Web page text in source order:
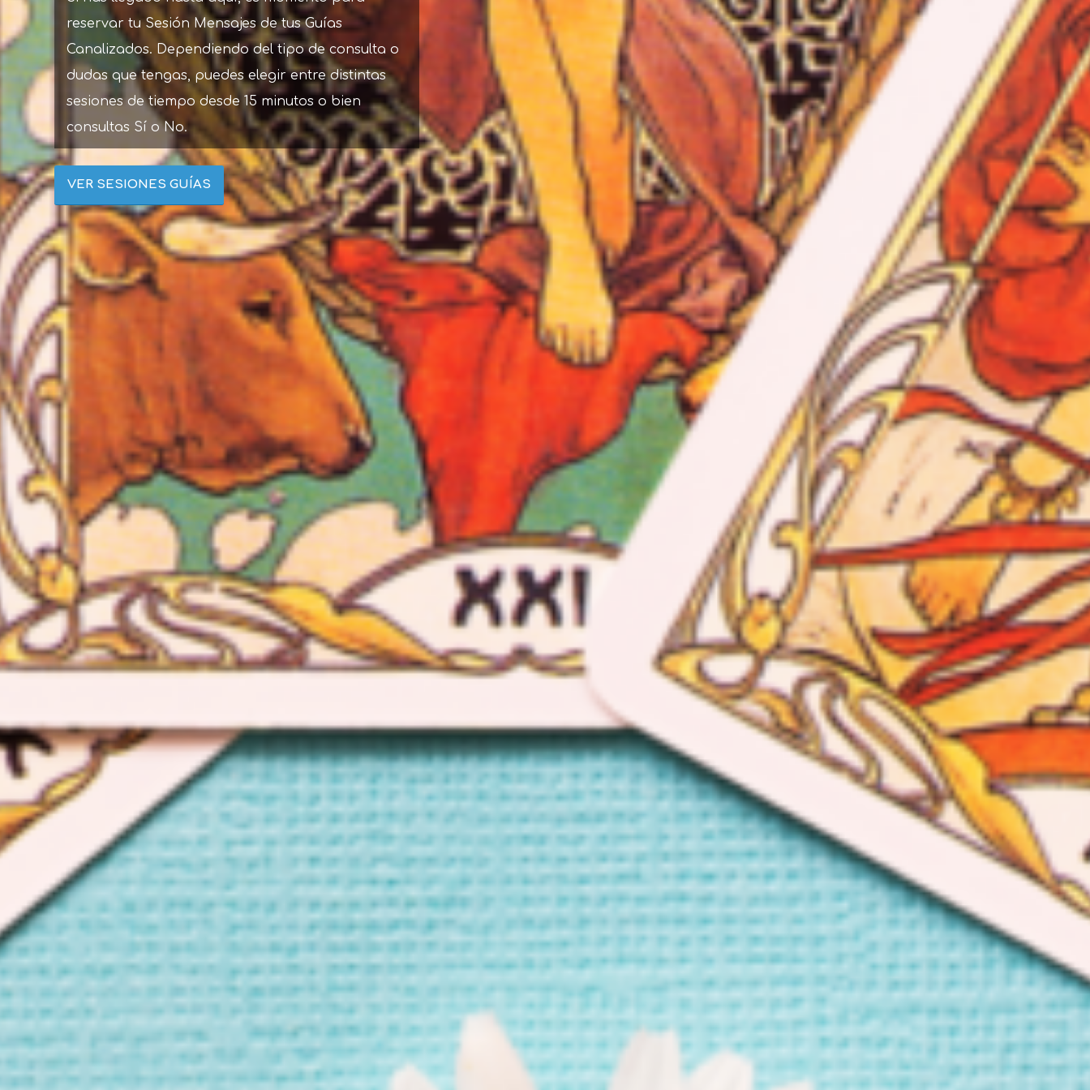
reservar tu Sesión Mensajes de tus Guías
Canalizados. Dependiendo del tipo de consulta o
dudas que tengas, puedes elegir entre distintas
sesiones de tiempo desde 15 minutos o bien
consultas Sí o No.
VER SESIONES GUÍAS